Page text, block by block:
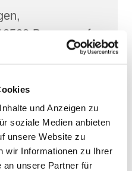
und Anzeigen zu
soziale Medien anbieten
unsere Website zu
wir Informationen zu Ihrer
an unsere Partner für
Bergen auf